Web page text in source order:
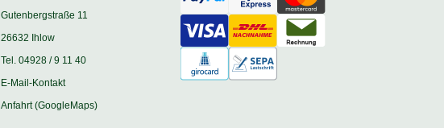
Gutenbergstraße 11
26632 Ihlow
Tel. 04928 / 9 11 40
E-Mail-Kontakt
Anfahrt (GoogleMaps)